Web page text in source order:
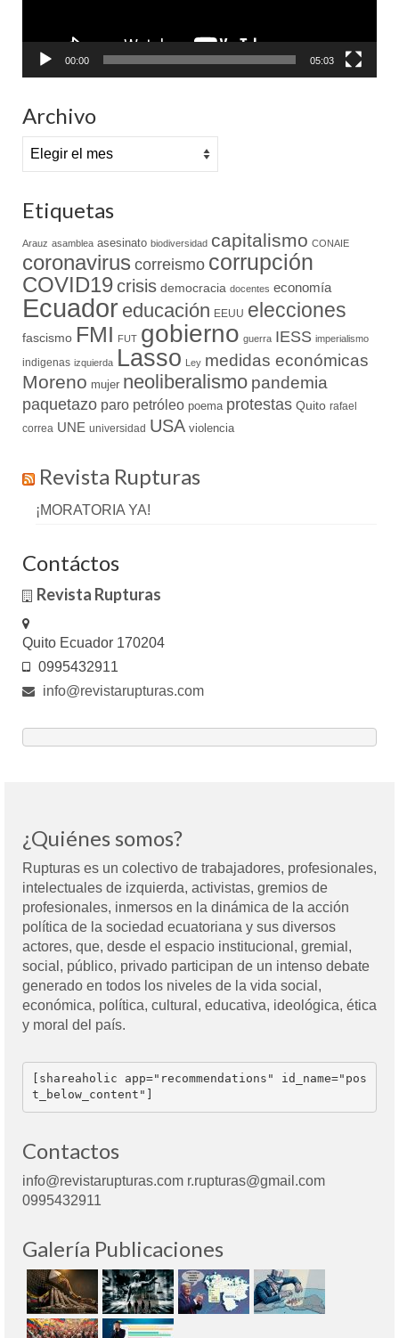
00:00 05:03
Archivo
Archivo
Etiquetas
Arauz asamblea asesinato biodiversidad capitalismo CONAIE
coronavirus correismo corrupción
COVID19crisis democracia docentes economía
Ecuador educación EEUU elecciones
fascismo FMI FUT gobierno guerra IESS imperialismo
indigenas izquierda Lasso Ley medidas económicas
Moreno mujer neoliberalismo pandemia
paquetazo paro petróleo poema protestas Quito rafael
correa UNE universidad USA violencia
Revista Rupturas
¡MORATORIA YA!
Contáctos
Revista Rupturas
Quito Ecuador 170204
0995432911
info@revistarupturas.com
¿Quiénes somos?
Rupturas es un colectivo de trabajadores, profesionales,
intelectuales de izquierda, activistas, gremios de
profesionales, inmersos en la dinámica de la acción
política de la sociedad ecuatoriana y sus diversos
actores, que, desde el espacio institucional, gremial,
social, público, privado participan de un intenso debate
generado en todos los niveles de la vida social,
económica, política, cultural, educativa, ideológica, ética
y moral del país.
[shareaholic app="recommendations" id_name="pos
t_below_content"]
Contactos
info@revistarupturas.com r.rupturas@gmail.com
0995432911
Galería Publicaciones